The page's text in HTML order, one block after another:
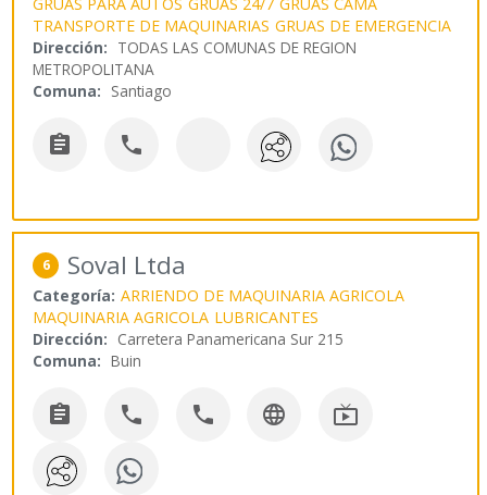
TRANSPORTE DE MAQUINARIAS GRUAS DE EMERGENCIA
Dirección: TODAS LAS COMUNAS DE REGION
METROPOLITANA
Comuna: Santiago
 
6 Soval Ltda
Categoría: ARRIENDO DE MAQUINARIA AGRICOLA
MAQUINARIA AGRICOLA LUBRICANTES
Dirección: Carretera Panamericana Sur 215
Comuna: Buin
    